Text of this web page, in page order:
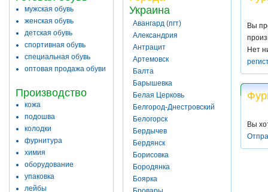
мужская обувь
женская обувь
детская обувь
спортивная обувь
специальная обувь
оптовая продажа обуви
Производство
кожа
подошва
колодки
фурнитура
химия
оборудование
упаковка
лейбы
Украина
Авангард (пгт)
Александрия
Антрацит
Артемовск
Балта
Барышевка
Белая Церковь
Белгород-Днестровский
Белогорск
Бердычев
Бердянск
Борисовка
Бородянка
Боярка
Вы
Нет
Вы